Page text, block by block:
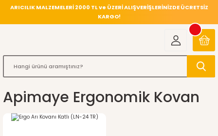
ARICILIK MALZEMELERİ 2000 TL ve ÜZERİ ALIŞVERİŞLERİNİZDE ÜCRETSİZ
KARGO!
Apimaye Ergonomik Kovan